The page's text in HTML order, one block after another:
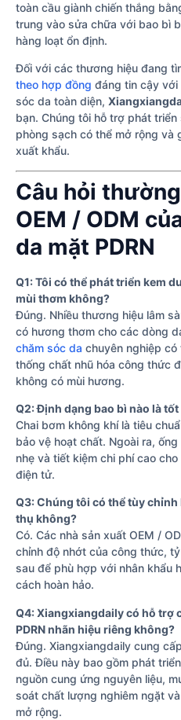
toàn cầu giành chiến thắng
trung vào sửa chữa với bao bì
hàng loạt ổn định.
Đối với các thương hiệu đang
theo hợp đồng đáng tin cậy với
sóc da toàn diện,
bạn. Chúng tôi hỗ trợ phát
phòng sạch có thể mở rộng và
xuất khẩu.
Câu hỏi
OEM / ODM
da mặt PDRN
Q1: Tôi có thể phát triển kem
mùi thơm không?
Đúng. Nhiều thương hiệu lâm
có hương thơm cho các dòng
chăm sóc da chuyên nghiệp có
thống chất nhũ hóa công thức
không có mùi hương.
Q2: Định dạng bao bì nào là tốt
Chai bơm không khí là tiêu
bảo vệ hoạt chất. Ngoài ra,
nhẹ và tiết kiệm chi phí cao
điện tử.
Q3: Chúng tôi có thể tùy chỉnh
thụ không?
Có. Các nhà sản xuất OEM /
chỉnh độ nhớt của công thức,
sau để phù hợp với nhân khẩu
cách hoàn hảo.
Q4: Xiangxiangdaily có hỗ trợ
PDRN nhãn hiệu riêng không?
Đúng. Xiangxiangdaily cung
đủ. Điều này bao gồm phát
nguồn cung ứng nguyên liệu,
soát chất lượng nghiêm ngặt
mở rộng.